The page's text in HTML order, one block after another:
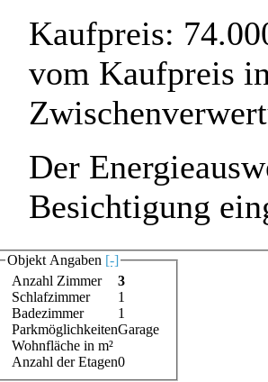
Kaufpreis:
vom Kaufpreis
Der
Besichtigung
Objekt Angaben [-]
Anzahl Zimmer
3
Schlafzimmer
1
Badezimmer
1
ParkmöglichkeitenGarage
Wohnfläche in m²
Anzahl der Etagen0